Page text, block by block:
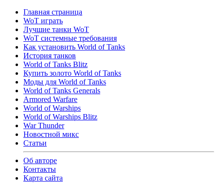
Главная страница
WoT играть
Лучшие танки WoT
WoT системные требования
Как установить World of Tanks
История танков
World of Tanks Blitz
Купить золото World of Tanks
Моды для World of Tanks
World of Tanks Generals
Armored Warfare
World of Warships
World of Warships Blitz
War Thunder
Новостной микс
Статьи
Об авторе
Контакты
Карта сайта